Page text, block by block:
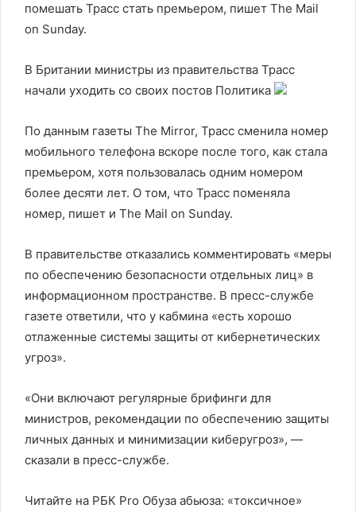
помешать Трасс стать премьером, пишет The Mail
on Sunday.
В Британии министры из правительства Трасс
начали уходить со своих постов Политика
По данным газеты The Mirror, Трасс сменила номер
мобильного телефона вскоре после того, как стала
премьером, хотя пользовалась одним номером
более десяти лет. О том, что Трасс поменяла
номер, пишет и The Mail on Sunday.
В правительстве отказались комментировать «меры
по обеспечению безопасности отдельных лиц» в
информационном пространстве. В пресс-службе
газете ответили, что у кабмина «есть хорошо
отлаженные системы защиты от кибернетических
угроз».
«Они включают регулярные брифинги для
министров, рекомендации по обеспечению защиты
личных данных и минимизации киберугроз», —
сказали в пресс-службе.
Читайте на РБК Pro Обуза абьюза: «токсичное»